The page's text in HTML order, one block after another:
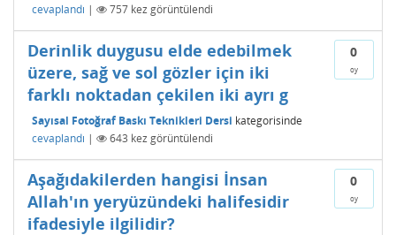
cevaplandı | 757 kez görüntülendi
0
oy
Derinlik duygusu elde edebilmek
üzere, sağ ve sol gözler için iki
farklı noktadan çekilen iki ayrı g
Sayısal Fotoğraf Baskı Teknikleri Dersi kategorisinde
cevaplandı | 643 kez görüntülendi
0
oy
Aşağıdakilerden hangisi İnsan
Allah'ın yeryüzündeki halifesidir
ifadesiyle ilgilidir?